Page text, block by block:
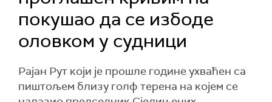
покушао да се избоде
оловком у судници
Рајан Рут који је прошле године ухваћен са
пиштољем близу голф терена на којем се